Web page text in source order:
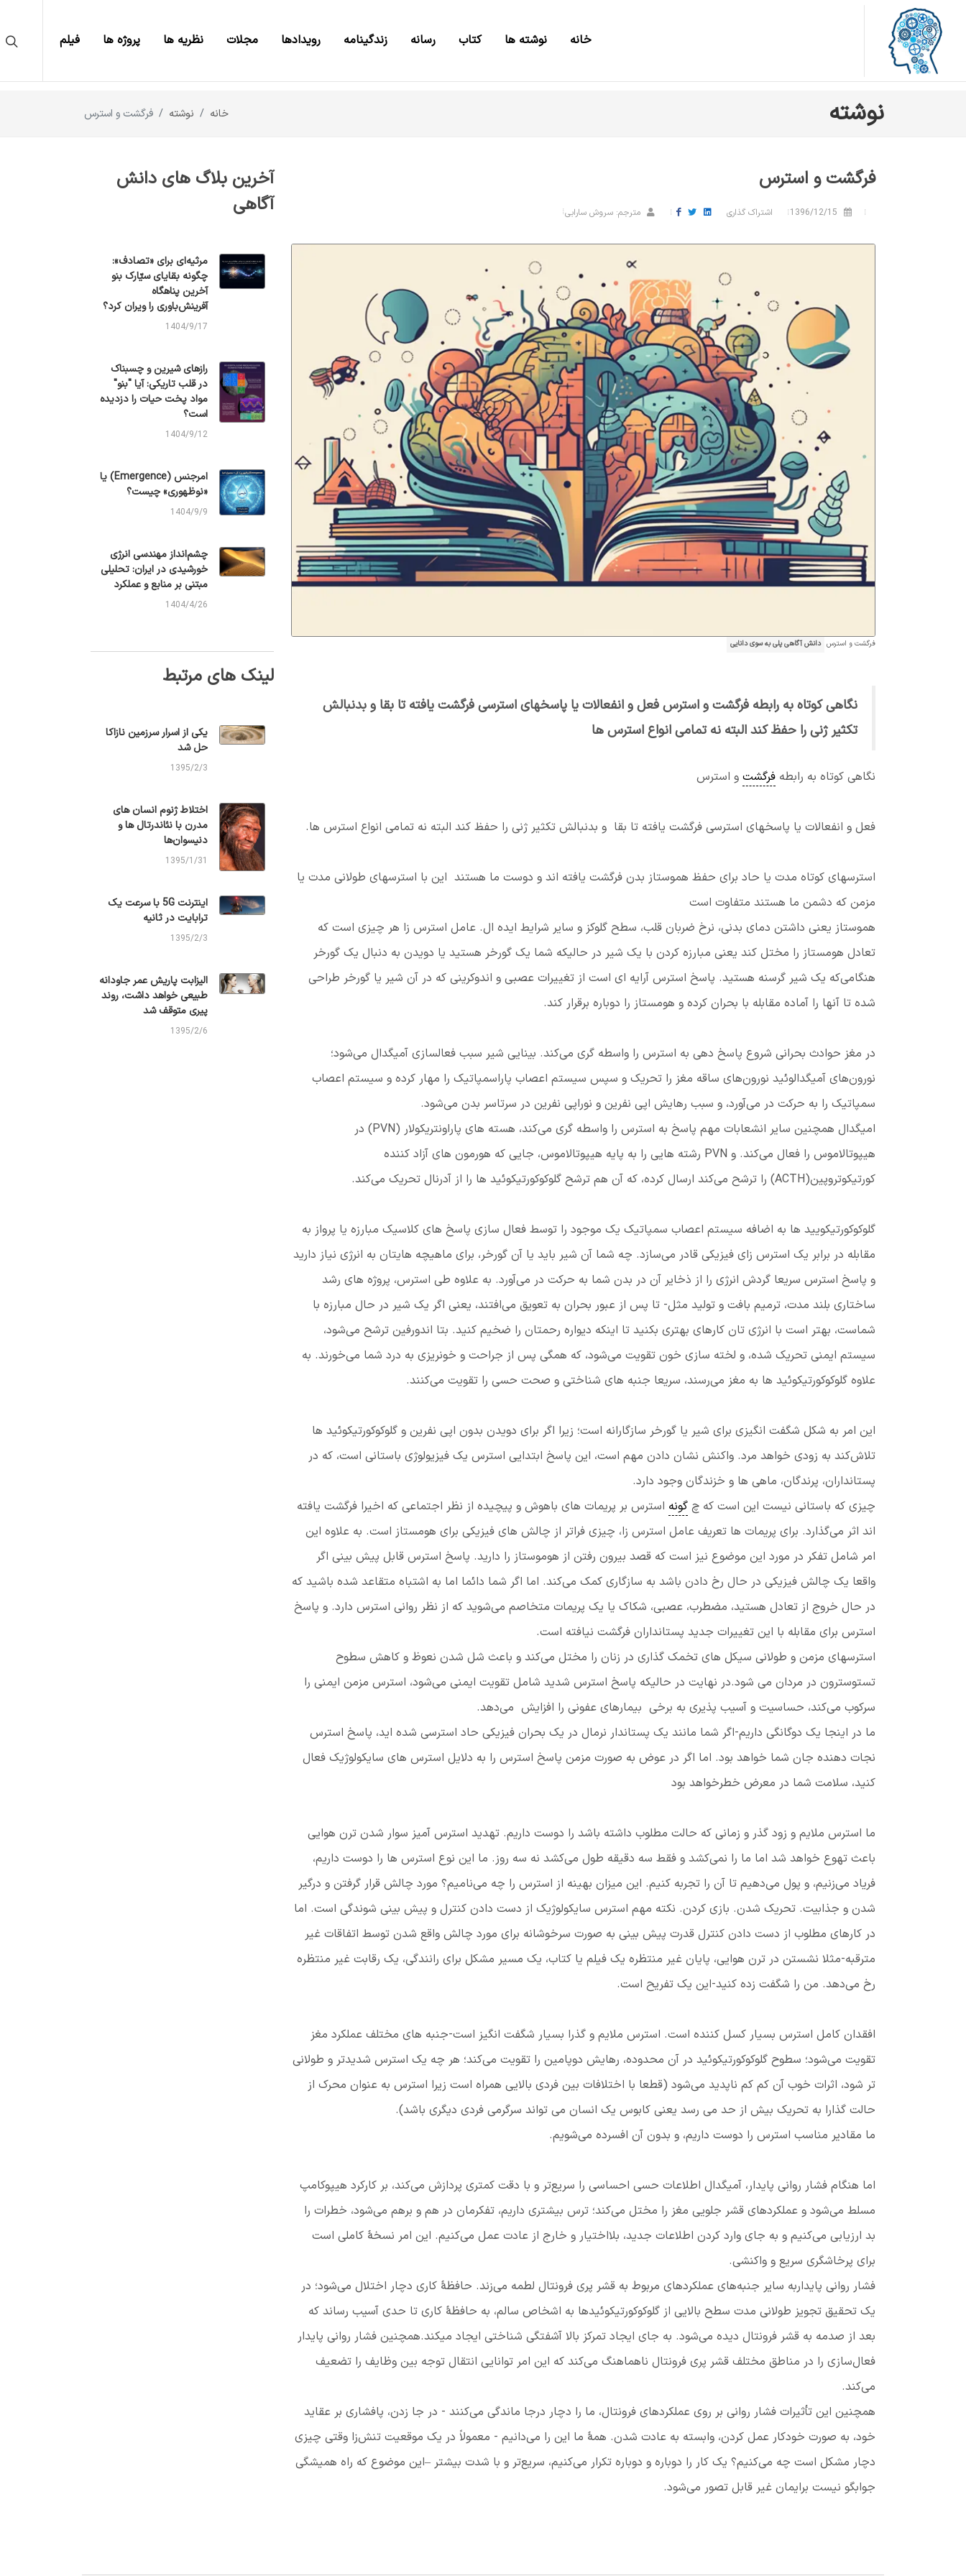
خانه نوشته ها کتاب رسانه زندگینامه رویدادها مجلات نظریه ها پروژه ها فیلم
نوشته خانه نوشته فرگشت و استرس
فرگشت و استرس
اشتراک گذاری مترجم: سروش سارابی
فرگشت و استرس دانش آگاهی پلی به سوی دانایی
نگاهی کوتاه به رابطه فرگشت و استرس فعل و انفعالات یا پاسخهای استرسی فرگشت یافته تا بقا و بدنبالش
تكثیر ژنی را حفظ كند البته نه تمامی انواع استرس ها
نگاهی کوتاه به رابطه فرگشت و استرس
فعل و انفعالات یا پاسخهای استرسی فرگشت یافته تا بقا و بدنبالش تكثیر ژنی را حفظ كند البته نه تمامی انواع استرس ها.
استرسهای كوتاه مدت یا حاد برای حفظ هموستاز بدن فرگشت یافته اند و دوست ما هستند این با استرسهای طولانی مدت یا
مزمن كه دشمن ما هستند متفاوت است
هموستاز یعنی داشتن دمای بدنی، نرخ ضربان قلب، سطح گلوکز و سایر شرایط ایده ال. عامل استرس زا هر چیزی است که
تعادل هومستاز را مختل کند یعنی مبارزه کردن با یک شیر در حالیکه شما یک گورخر هستید یا دویدن به دنبال یک گورخر
هنگامی‌که یک شیر گرسنه هستید. پاسخ استرس آرایه ای است از تغییرات عصبی و اندوکرینی که در آن شیر یا گورخر طراحی
شده تا آنها را آماده مقابله با بحران کرده و هومستاز را دوباره برقرار کند.
در مغز حوادث بحرانی شروع پاسخ دهی به استرس را واسطه گری می‌کند. بینایی شیر سبب فعالسازی آمیگدال می‌شود؛
نورون‌های آمیگدالوئید نورون‌های ساقه مغز را تحریک و سپس سیستم اعصاب پاراسمپاتیک را مهار کرده و سیستم اعصاب
سمپاتیک را به حرکت در می‌آورد، و سبب رهایش اپی نفرین و نوراپی نفرین در سرتاسر بدن می‌شود.
امیگدال همچنین سایر انشعابات مهم پاسخ به استرس را واسطه گری می‌کند، هسته های پاراونتریکولار (PVN) در
هیپوتالاموس را فعال می‌کند. و PVN رشته هایی را به پایه هیپوتالاموس، جایی که هورمون های آزاد کننده
کورتیکوتروپین(ACTH) را ترشح می‌کند ارسال کرده، که آن هم ترشح گلوکوکورتیکوئید ها را از آدرنال تحریک می‌کند.
گلوکوکورتیکویید ها به اضافه سیستم اعصاب سمپاتیک یک موجود را توسط فعال سازی پاسخ های کلاسیک مبارزه یا پرواز به
مقابله در برابر یک استرس زای فیزیکی قادر می‌سازد. چه شما آن شیر باید یا آن گورخر، برای ماهیچه هایتان به انرژی نیاز دارید
و پاسخ استرس سریعا گردش انرژی را از ذخایر آن در بدن شما به حرکت در می‌آورد. به علاوه طی استرس، پروژه های رشد
ساختاری بلند مدت، ترمیم بافت و تولید مثل- تا پس از عبور بحران به تعویق می‌افتند، یعنی اگر یک شیر در حال مبارزه با
شماست، بهتر است با انرژی تان کارهای بهتری بکنید تا اینکه دیواره رحمتان را ضخیم کنید. بتا اندورفین ترشح می‌شود،
سیستم ایمنی تحریک شده، و لخته سازی خون تقویت می‌شود، که همگی پس از جراحت و خونریزی به درد شما می‌خورند. به
علاوه گلوکوکورتیکوئید ها به مغز می‌رسند، سریعا جنبه های شناختی و صحت حسی را تقویت می‌کنند.
این امر به شکل شگفت انگیزی برای شیر یا گورخر سازگارانه است؛ زیرا اگر برای دویدن بدون اپی نفرین و گلوکوکورتیکوئید ها
تلاش‌کند به زودی خواهد مرد. واکنش نشان دادن مهم است، این پاسخ ابتدایی استرس یک فیزیولوژی باستانی ‌است، که در
پستانداران، پرندگان، ماهی ها و خزندگان وجود دارد.
چیزی که باستانی ‌نیست این است که چ گونه استرس بر پریمات های باهوش و پیچیده از نظر اجتماعی که اخیرا فرگشت یافته
اند اثر می‌گذارد. برای پریمات ها تعریف عامل استرس زا، چیزی فراتر از چالش های فیزیکی برای هومستاز است. به علاوه این
امر شامل تفکر در مورد این موضوع نیز است که قصد بیرون رفتن از هوموستاز را دارید. پاسخ استرس قابل پیش بینی اگر
واقعا یک چالش فیزیکی در حال رخ دادن باشد به سازگاری کمک می‌کند. اما اگر شما دائما اما به اشتباه متقاعد شده باشید که
در حال خروج از تعادل هستید، مضطرب، عصبی، شکاک یا یک پریمات متخاصم می‌شوید که از نظر روانی استرس دارد. و پاسخ
استرس برای مقابله با این تغییرات جدید پستانداران فرگشت نیافته است.
استرسهای مزمن و طولانی سیکل های تخمک گذاری در زنان را مختل می‌کند و باعث شل شدن نعوظ و کاهش سطوح
تستوسترون در مردان می شود.در نهایت در حالیکه پاسخ استرس شدید شامل تقویت ایمنی می‌شود، استرس مزمن ایمنی را
سرکوب می‌کند، حساسیت و آسیب پذیری به برخی بیمارهای عفونی را افزایش می‌دهد.
ما در اینجا یک دوگانگی داریم-اگر شما مانند یک پستاندار نرمال در یک بحران فیزیکی حاد استرسی شده اید، پاسخ استرس
نجات دهنده جان شما خواهد بود. اما اگر در عوض به صورت مزمن پاسخ استرس را به دلایل استرس های سایکولوژیک فعال
کنید، سلامت شما در معرض خطرخواهد بود
ما استرس ملایم و زود گذر و زمانی که حالت مطلوب داشته باشد را دوست داریم. تهدید استرس آمیز سوار شدن ترن هوایی
باعث تهوع خواهد شد اما ما را نمی‌کشد و فقط سه دقیقه طول می‌کشد نه سه روز. ما این نوع استرس ها را دوست داریم،
فریاد می‌زنیم، و پول می‌دهیم تا آن را تجربه کنیم. این میزان بهینه از استرس را چه می‌نامیم؟ مورد چالش قرار گرفتن و درگیر
شدن و جذابیت. تحریک شدن. بازی کردن. نکته مهم استرس سایکولوژیک از دست دادن کنترل و پیش بینی شوندگی است. اما
در کارهای مطلوب از دست دادن کنترل قدرت پیش بینی به صورت سرخوشانه برای مورد چالش واقع شدن توسط اتفاقات غیر
مترقبه-مثلا نشستن در ترن هوایی، پایان غیر منتظره یک فیلم یا کتاب، یک مسیر مشکل برای رانندگی، یک رقابت غیر منتظره
رخ می‌دهد. من را شگفت زده کنید-این یک تفریح است.
افقدان کامل استرس بسیار کسل کننده است. استرس ملایم و گذرا بسیار شگفت انگیز است-جنبه های مختلف عملکرد مغز
تقویت می‌شود؛ سطوح گلوکوکورتیکوئید در آن محدوده، رهایش دوپامین را تقویت می‌کند؛ هر چه یک استرس شدیدتر و طولانی
تر ‌شود، اثرات خوب آن کم کم ناپدید می‌شود (قطعا با اختلافات بین فردی بالایی همراه است زیرا استرس به عنوان محرک از
حالت گذارا به تحریک بیش از حد می رسد یعنی کابوس یک انسان می تواند سرگرمی ‌فردی دیگری باشد).
ما مقادیر مناسب استرس را دوست داریم، و بدون آن افسرده می‌شویم.
اما هنگام فشار روانی پایدار، آمیگدال اطلاعات حسی احساسی را سریع‌تر و با دقت کمتری پردازش می‌کند، بر کارکرد هیپوکامپ
مسلط می‌شود و عملکردهای قشر جلویی مغز را مختل می‌کند؛ ترس بیشتری داریم، تفکرمان در هم و برهم می‌شود، خطرات را
بد ارزیابی می‌کنیم و به جای وارد کردن اطلاعات جدید، بلااختیار و خارج از عادت عمل می‌کنیم. این امر نسخۀ کاملی است
برای پرخاشگری سریع و واکنشی.
فشار روانی پایداربه سایر جنبه‌های عملکردهای مربوط به قشر پری فرونتال لطمه می‌زند. حافظۀ کاری دچار اختلال می‌شود؛ در
یک تحقیق تجویز طولانی مدت سطح بالایی از گلوکوکورتیکوئیدها به اشخاص سالم، به حافظۀ کاری تا حدی آسیب رساند که
بعد از صدمه به قشر فرونتال دیده می‌شود. به جای ایجاد تمرکز بالا آشفتگی شناختی ایجاد میكند.همچنین فشار روانی پایدار
فعال‌سازی را در مناطق مختلف قشر پری فرونتال ناهماهنگ می‌کند که این امر توانایی انتقال توجه بین وظایف را تضعیف
می‌کند.
همچنین این تأثیرات فشار روانی بر روی عملکردهای فرونتال، ما را دچار درجا ماندگی می‌کنند - در جا زدن، پافشاری بر عقاید
خود، به صورت خودکار عمل کردن، وابسته به عادت شدن. همۀ ما این را می‌دانیم - معمولاً در یک موقعیت تنش‌زا وقتی چیزی
دچار مشکل است چه می‌کنیم؟ یک کار را دوباره و دوباره تکرار می‌کنیم، سریع‌تر و با شدت بیشتر –این موضوع که راه همیشگی
جوابگو نیست برایمان غیر قابل تصور می‌شود.
آخرین بلاگ های دانش
آگاهی
مرثیه‌ای برای «تصادف»:
چگونه بقایای سیّارک بنو
آخرین پناهگاه
آفرینش‌باوری را ویران کرد؟
1404/9/17
رازهای شیرین و چسبناک
در قلب تاریکی: آیا "بنو"
مواد پخت حیات را دزدیده
است؟
1404/9/12
امرجنس (Emergence) یا
«نوظهوری» چیست؟
1404/9/9
چشم‌انداز مهندسی انرژی
خورشیدی در ایران: تحلیلی
مبتنی بر منابع و عملکرد
1404/4/26
لینک های مرتبط
یکی از اسرار سرزمین نازاکا
حل شد
1395/2/3
اختلاط ژنوم انسان های
مدرن با نئاندرتال ها و
دنیسوان‌ها
1395/1/31
اینترنت 5G با سرعت یک
ترابایت در ثانیه
1395/2/3
الیزابت پاریش عمر جاودانه
طبیعی خواهد داشت، روند
پیری متوقف شد
1395/2/6